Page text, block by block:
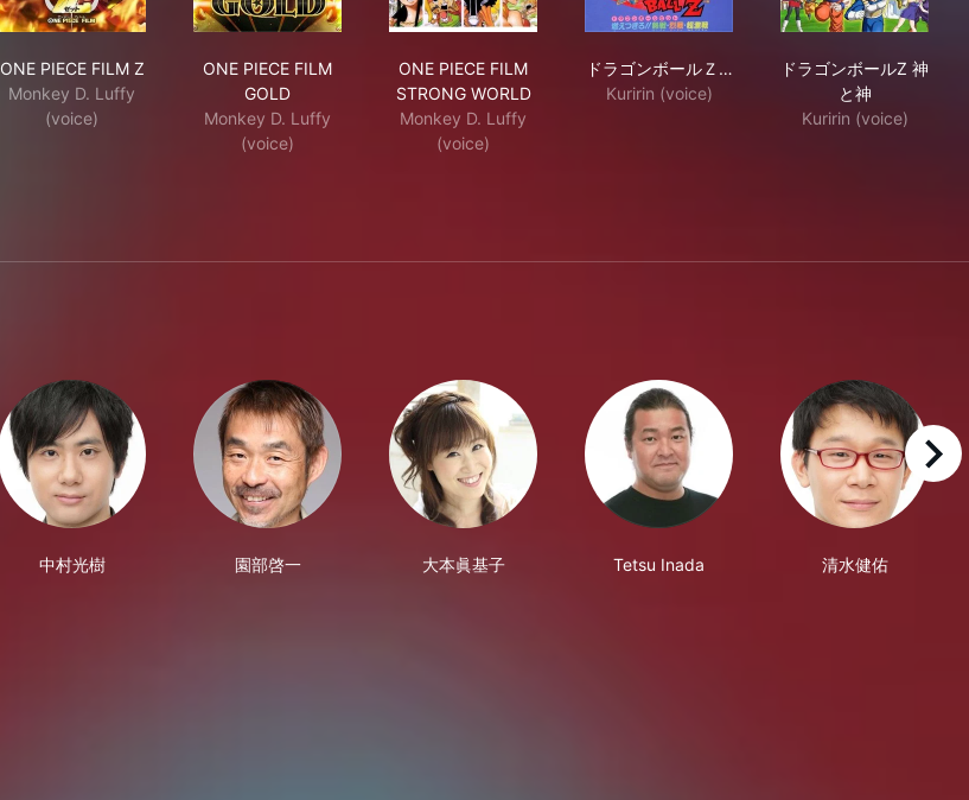
ONE PIECE FILM Z
Monkey D. Luffy
(voice)
ONE PIECE FILM
GOLD
Monkey D. Luffy
(voice)
ONE PIECE FILM
STRONG WORLD
Monkey D. Luffy
(voice)
ドラゴンボールＺ…
Kuririn (voice)
ドラゴンボールZ 神
と神
Kuririn (voice)
中村光樹 園部啓一 大本眞基子 Tetsu Inada 清水健佑
right